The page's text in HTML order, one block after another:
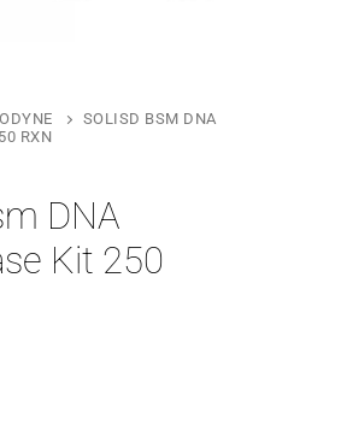
SOLISD BSM DNA
RXN
DNA
Kit 250